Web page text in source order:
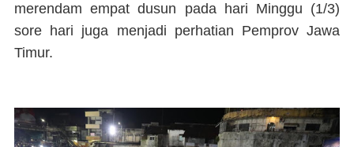
merendam empat dusun pada hari Minggu (1/3)
sore hari juga menjadi perhatian Pemprov Jawa
Timur.